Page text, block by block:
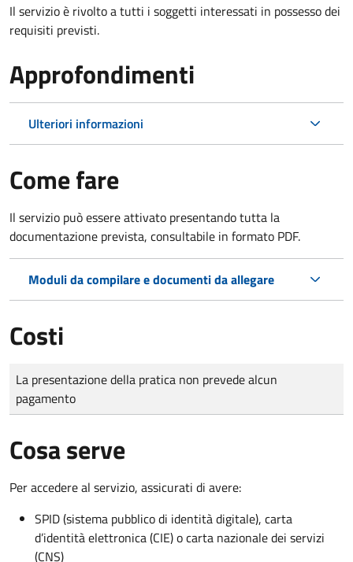
Il servizio è rivolto a tutti i soggetti interessati in possesso dei
requisiti previsti.
Approfondimenti
Ulteriori informazioni
Come fare
Il servizio può essere attivato presentando tutta la
documentazione prevista, consultabile in formato PDF.
Moduli da compilare e documenti da allegare
Costi
Tipo di pagamento
Importo
La presentazione della pratica non prevede alcun
pagamento
Cosa serve
Per accedere al servizio, assicurati di avere:
SPID (sistema pubblico di identità digitale), carta
d’identità elettronica (CIE) o carta nazionale dei servizi
(CNS)